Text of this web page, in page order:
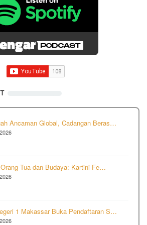
Ancaman Global, Cadangan Beras…
Tua dan Budaya: Kartini Fe…
1 Makassar Buka Pendaftaran S…